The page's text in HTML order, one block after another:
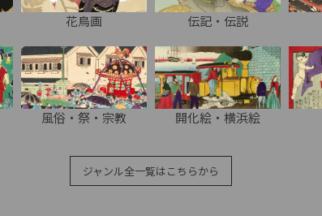
花鳥画 伝記・伝説
風俗・祭・宗教 開化絵・横浜絵
ジャンル全一覧はこちらから